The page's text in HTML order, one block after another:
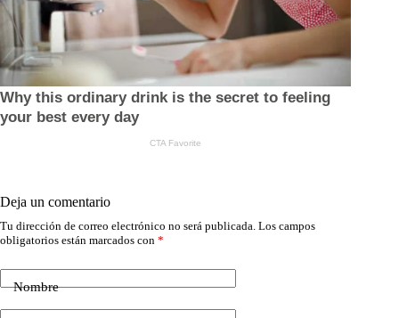
Deja un comentario
Tu dirección de correo electrónico no será publicada. Los campos
obligatorios están marcados con *
Nombre